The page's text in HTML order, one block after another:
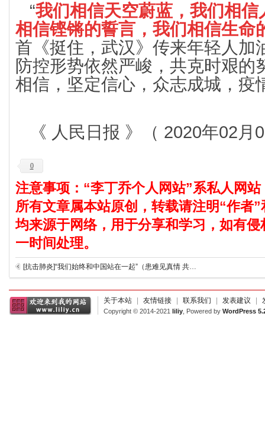
“我们相信天空蔚蓝，我们相
相信铿锵的誓言，我们相信生命
首《挺住，武汉》传来年轻人加
防控形势依然严峻，共克时艰的
相信，坚定信心，众志成城，疫
《 人民日报 》（ 2020年02月
0
注意事项：“李丁乔个人网站”系私人网
所有文章属本站原创，转载请注明“作者
均来源于网络，用于分享和学习，如有
一时间处理。
[抗击肺炎]“我们始终和中国站在一起”（患难见真情 共同抗疫情） ——国际社会积极评价中国为抗击疫情所作的努力
关于本站 友情链接 联系我们 发表建议
Copyright © 2014-2021 liliy , Powered by WordPress